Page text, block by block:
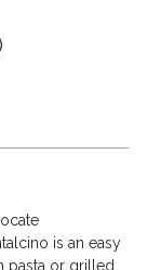
is an easy
pasta or grilled